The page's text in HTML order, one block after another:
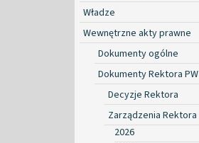
Władze
Wewnętrzne akty prawne
Dokumenty ogólne
Dokumenty Rektora PW
Decyzje Rektora
Zarządzenia Rektora
2026